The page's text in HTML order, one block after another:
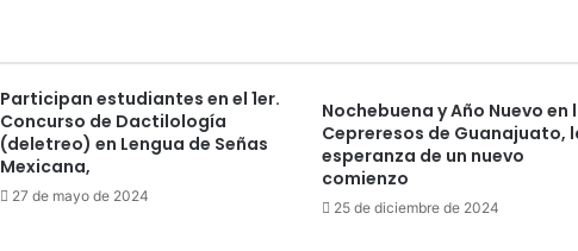
Participan estudiantes en el 1er.
Concurso de Dactilología
(deletreo) en Lengua de Señas
Mexicana,
27 de mayo de 2024
Nochebuena y Año Nuevo en
Cepreresos de Guanajuato,
esperanza de un nuevo
comienzo
25 de diciembre de 2024